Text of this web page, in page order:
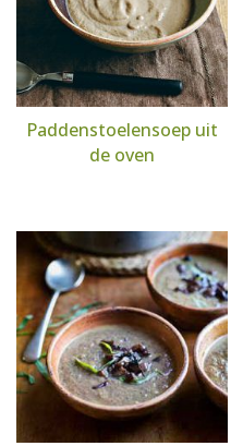
Paddenstoelensoep uit
de oven